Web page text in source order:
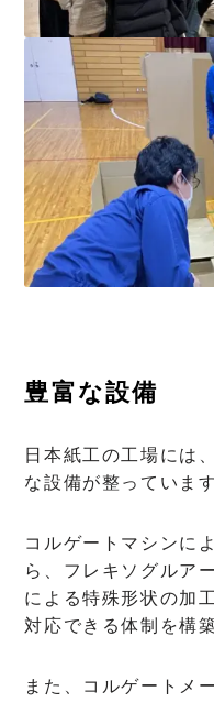
豊富な設備
日本紙工の工場には
な設備が整っています
コルゲートマシンに
ら、フレキソグルア
による特殊形状の加
対応できる体制を構
また、コルゲートメ